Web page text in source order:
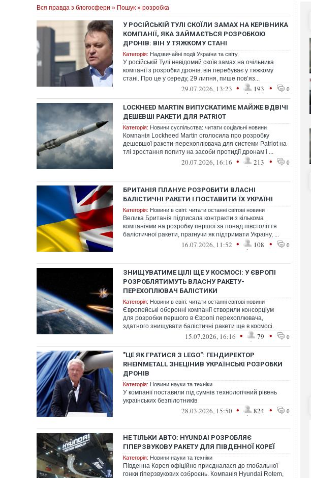
Вся правда з блогосфери » Пошук » розробка
У РОСІЙСЬКІЙ ТУЛІ СКОЇЛИ ЗАМАХ НА КЕРІВНИКА
КОМПАНІЇ, ЯКА ЗАЙМАЄТЬСЯ РОЗРОБКОЮ
ДРОНІВ: ВІН У ТЯЖКОМУ СТАНІ
Категорія: Надзвичайні події України та світу.
У російській Тулі невідомий скоїв замах на очільника
компанії з розробки дронів, він перебуває у тяжкому
стані. Про це у середу, 29 липня, пише пов’яз...
29.07.2026, 13:23 • 193 • 0
LOCKHEED MARTIN ВИПУСКАТИМЕ МАЙЖЕ ВДВІЧІ
ДЕШЕВШІ РАКЕТИ ДЛЯ PATRIOT
Категорія: Новини суспільства: читати соціальні новини
Компанія Lockheed Martin оголосила про розробку
дешевшої ракети-перехоплювача для системи Patriot на
тлі зростання попиту на засоби протидії дронам і ...
20.07.2026, 16:16 • 213 • 0
БРИТАНІЯ ПЛАНУЄ РОЗРОБИТИ ВЛАСНІ
БАЛІСТИЧНІ РАКЕТИ І ПОСТАВИТИ ЇХ УКРАЇНІ
Категорія: Новини в світі: читати останні світові новини
Велика Британія підписала контракти з кількома
компаніями на розробку першої за понад півстоліття
балістичної ракети, прагнучи як підтримати Україну, ...
16.07.2026, 11:52 • 108 • 0
ЗНИЩУВАТИМЕ ЦІЛІ ЩЕ У КОСМОСІ: У ЄВРОПІ
РОЗРОБЛЯТИМУТЬ ВЛАСНУ РАКЕТУ-
ПЕРЕХОПЛЮВАЧ БАЛІСТИКИ
Категорія: Новини в світі: читати останні світові новини
Європейські оборонні компанії створили консорціум
для розробки першого в Європі перехоплювача,
здатного знищувати балістичні ракети ще в космосі.
15.07.2026, 16:16 • 79 • 0
"ЦЕ ЯК ГРАТИСЯ З LEGO": ГЕНДИРЕКТОР
RHEINMETALL ЗНЕЦІНИВ УКРАЇНСЬКІ РОЗРОБКИ
ДРОНІВ
Категорія: Новини науки та техніки
У компанії поставили під сумнів технологічний рівень
українських безпілотників
28.03.2026, 15:50 • 824 • 0
НЕ ТІЛЬКИ АВТО: HYUNDAI РОЗРОБЛЯЄ
ГІПЕРЗВУКОВУ РАКЕТУ ДЛЯ ПІВДЕННОЇ КОРЕЇ
Категорія: Новини науки та техніки
Південна Корея офіційно приєдналася до глобальної
гонки гіперзвукових озброєнь. Компанія Hyundai Rotem,